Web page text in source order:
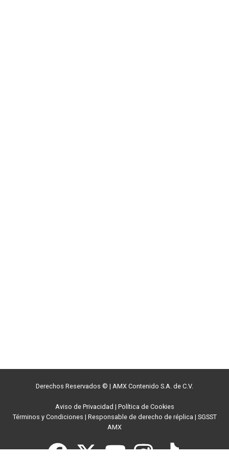
Derechos Reservados © | AMX Contenido S.A. de C.V.
Aviso de Privacidad | Política de Cookies
Términos y Condiciones | Responsable de derecho de réplica | SGSST
AMX